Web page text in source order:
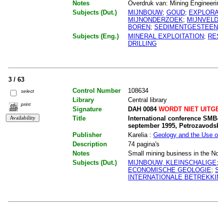
Notes
Overdruk van: Mining
Subjects (Dut.)
MIJNBOUW; GOUD;
MIJNONDERZOEK;
BOREN;
Subjects (Eng.)
MINERAL EXPLOITATION;
DRILLING
3 / 63
select
print
Control Number
108634
Library
Central library
Signature
DAH 0084WORDT NIET
Title
International conference
september 1995,
Publisher
Karelia : Geology and the Use
Description
74 pagina's
Notes
Small mining business in the
Subjects (Dut.)
MIJNBOUW, KLEINSCHALIGE
ECONOMISCHE GEOLOGIE;
INTERNATIONALE